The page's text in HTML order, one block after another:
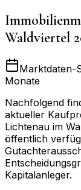
Waldviertel
Marktdaten-
Monate
Nachfolgend
aktueller
Lichtenau im
öffentlich
Kapitalanleger.